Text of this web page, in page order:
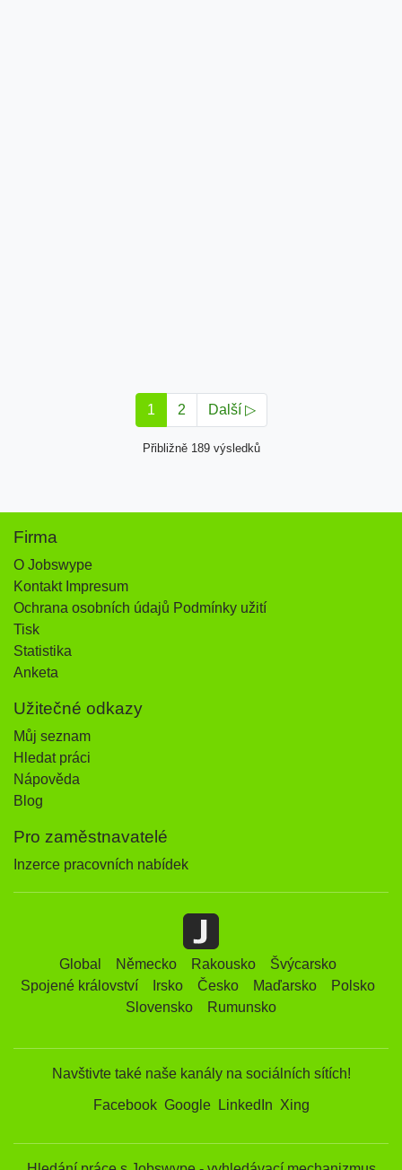
1 2 Další ▷
Přibližně 189 výsledků
Firma
O Jobswype
Kontakt Impresum
Ochrana osobních údajů Podmínky užití
Tisk
Statistika
Anketa
Užitečné odkazy
Můj seznam
Hledat práci
Nápověda
Blog
Pro zaměstnavatelé
Inzerce pracovních nabídek
Global Německo Rakousko
Švýcarsko
Spojené království
Irsko Česko Maďarsko
Polsko
Slovensko
Rumunsko
Navštivte také naše kanály na sociálních sítích!
Facebook Google LinkedIn Xing